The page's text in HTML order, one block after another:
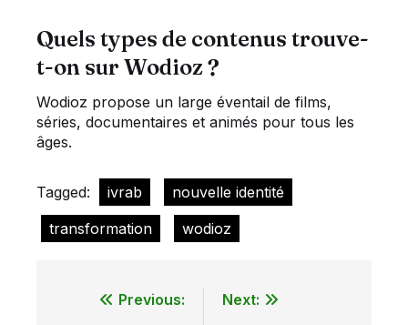
Quels types de contenus trouve-
t-on sur Wodioz ?
Wodioz propose un large éventail de films,
séries, documentaires et animés pour tous les
âges.
Tagged: ivrab
nouvelle identité
transformation
wodioz
Navigation
Previous:
Next: